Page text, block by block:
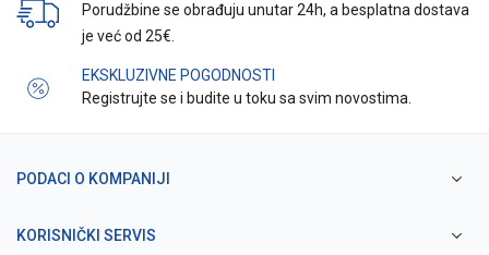
Porudžbine se obrađuju unutar 24h, a besplatna dostava
je već od 25€.
EKSKLUZIVNE POGODNOSTI
Registrujte se i budite u toku sa svim novostima.
PODACI O KOMPANIJI
KORISNIČKI SERVIS